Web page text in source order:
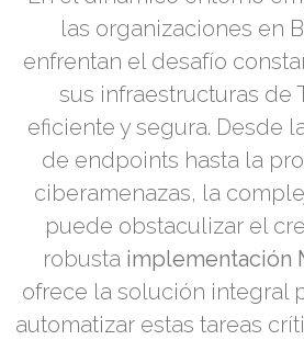
las organizaciones en
enfrentan el desafío
sus infraestructuras de
eficiente y segura. Desde
de endpoints hasta la
ciberamenazas, la
puede obstaculizar el
robusta implementación
ofrece la solución integral
automatizar estas tareas